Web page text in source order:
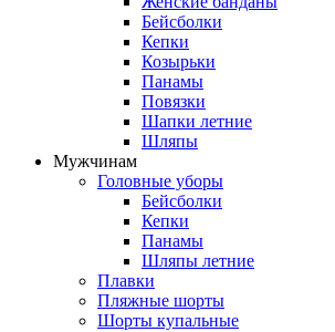
Бейсболки
Кепки
Козырьки
Панамы
Повязки
Шапки летние
Шляпы
Мужчинам
Головные уборы
Бейсболки
Кепки
Панамы
Шляпы летние
Плавки
Пляжные шорты
Шорты купальные